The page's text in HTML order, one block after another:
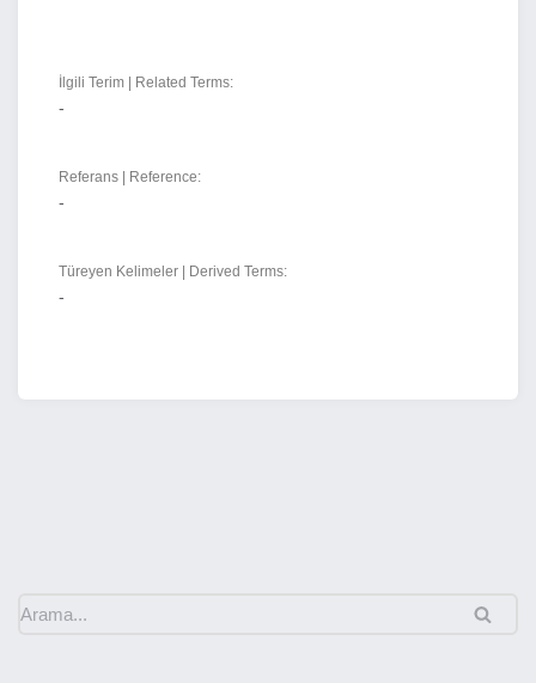
İlgili Terim | Related Terms:
-
Referans | Reference:
-
Türeyen Kelimeler | Derived Terms:
-